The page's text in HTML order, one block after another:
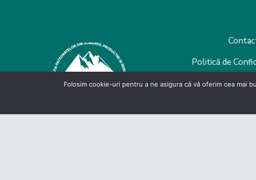
Politică de
Devino
Folosim cookie-uri pentru a ne asigura că vă oferim cea mai